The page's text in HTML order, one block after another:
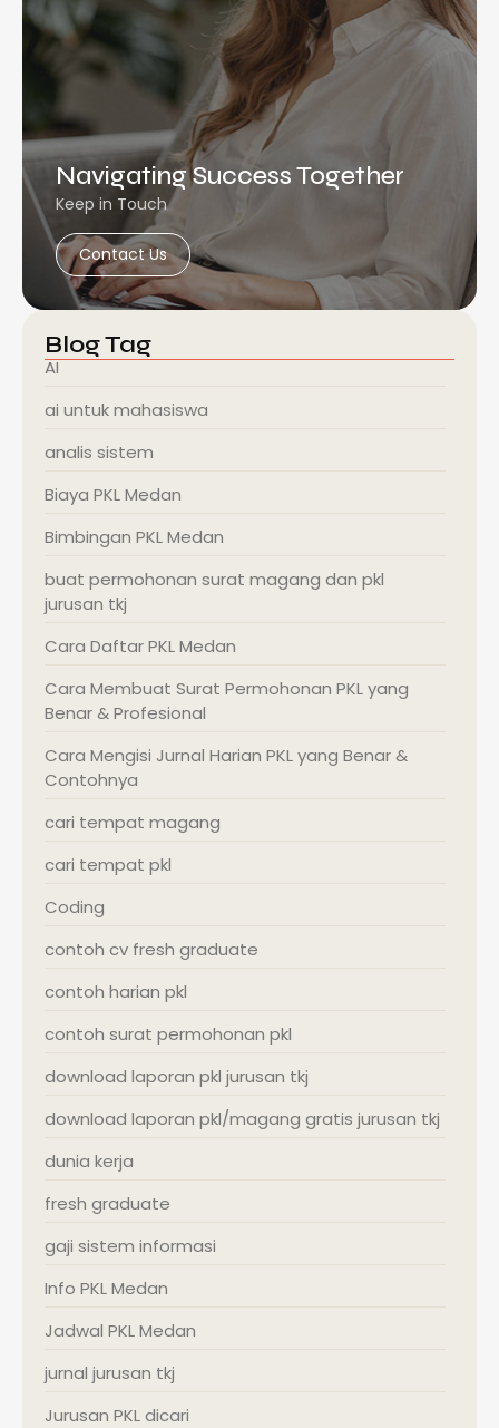
Navigating Success Together
Keep in Touch
Contact Us
Blog Tag
AI
ai untuk mahasiswa
analis sistem
Biaya PKL Medan
Bimbingan PKL Medan
buat permohonan surat magang dan pkl
jurusan tkj
Cara Daftar PKL Medan
Cara Membuat Surat Permohonan PKL yang
Benar & Profesional
Cara Mengisi Jurnal Harian PKL yang Benar &
Contohnya
cari tempat magang
cari tempat pkl
Coding
contoh cv fresh graduate
contoh harian pkl
contoh surat permohonan pkl
download laporan pkl jurusan tkj
download laporan pkl/magang gratis jurusan tkj
dunia kerja
fresh graduate
gaji sistem informasi
Info PKL Medan
Jadwal PKL Medan
jurnal jurusan tkj
Jurusan PKL dicari